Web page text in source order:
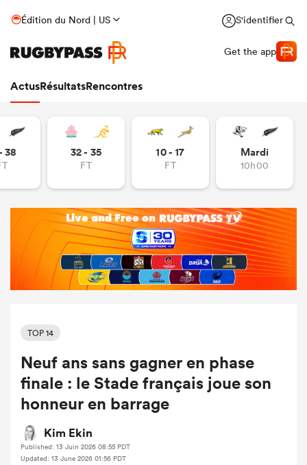
Édition du Nord | US S'identifier
Get the app
ActusRésultatsRencontres
38 32 - 35
FT
10 - 17
FT
Mardi
10h00
TOP 14
Neuf ans sans gagner en phase
finale : le Stade français joue son
honneur en barrage
Kim Ekin
Published: 13 Juin 2026 08:55 PDT
Updated: 13 June 2026 01:56 PDT